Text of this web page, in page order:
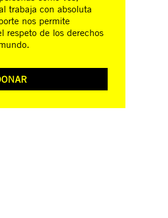
trabaja con absoluta
nos permite
respeto de los derechos